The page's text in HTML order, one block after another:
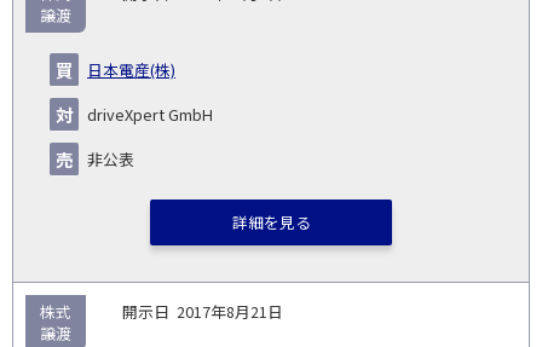
日本電産(株)
driveXpert GmbH
非公表
譲渡
詳細を見る
2017年8月21日
株式
譲渡